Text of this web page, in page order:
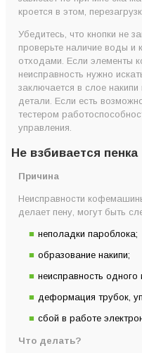
кроется в этом,
Убедитесь, что кнопки не
проверьте наличие воды и
отходами. Если элементы
неисправность нужно
заключается в слое
детали. Если есть
тестером
управления.
Не взбивается пенка
Причина
Неисправности
делает пену, могут быть
неполадки пароблока;
образование накипи;
неисправность одного
деформация трубок,
сбой в работе
Что делать?